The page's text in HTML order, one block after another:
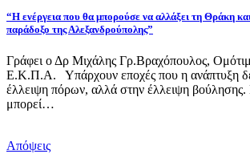
“Η ενέργεια που θα μπορούσε να αλλάξει τη Θράκη
παράδοξο της Αλεξανδρούπολης”
Γράφει ο Δρ Μιχάλης Γρ.Βραχόπουλος,
Ε.Κ.Π.Α. Υπάρχουν εποχές που η ανάπτυξη
έλλειψη πόρων, αλλά στην έλλειψη βούλησης.
μπορεί…
Απόψεις